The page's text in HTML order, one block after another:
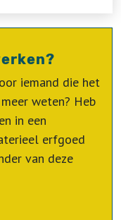
iemand die het
weten? Heb
in een
erfgoed
van deze